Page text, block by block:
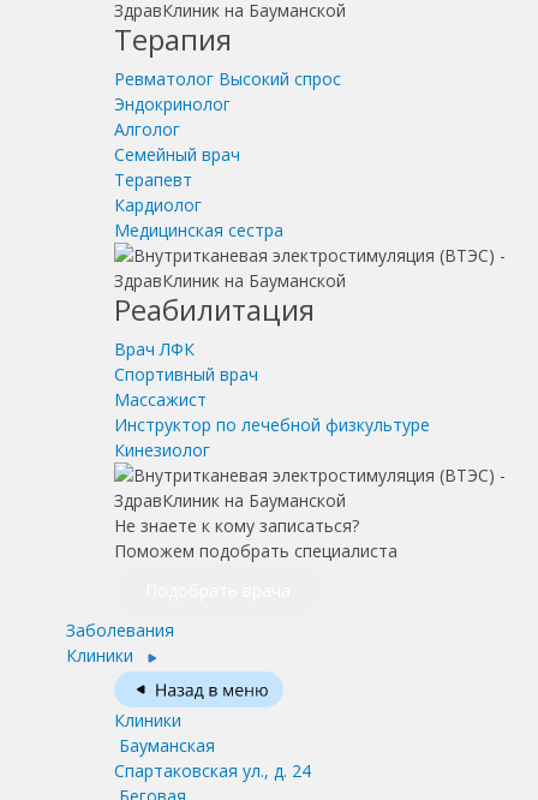
Терапия
Ревматолог Высокий спрос
Эндокринолог
Алголог
Семейный врач
Терапевт
Кардиолог
Медицинская сестра
Реабилитация
Врач ЛФК
Спортивный врач
Массажист
Инструктор по лечебной физкультуре
Кинезиолог
Не знаете к кому записаться?
Поможем подобрать специалиста
Заболевания
Клиники
Клиники
Бауманская
Спартаковская ул., д. 24
Беговая